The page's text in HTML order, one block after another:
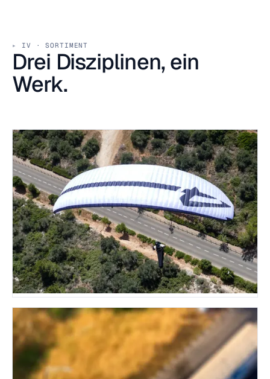
IV · SORTIMENT
Drei Disziplinen, ein
Werk.
Gleitschirm
9 MODELLE · EN-A BIS B